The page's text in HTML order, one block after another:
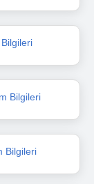
Bilgileri
Bilgileri